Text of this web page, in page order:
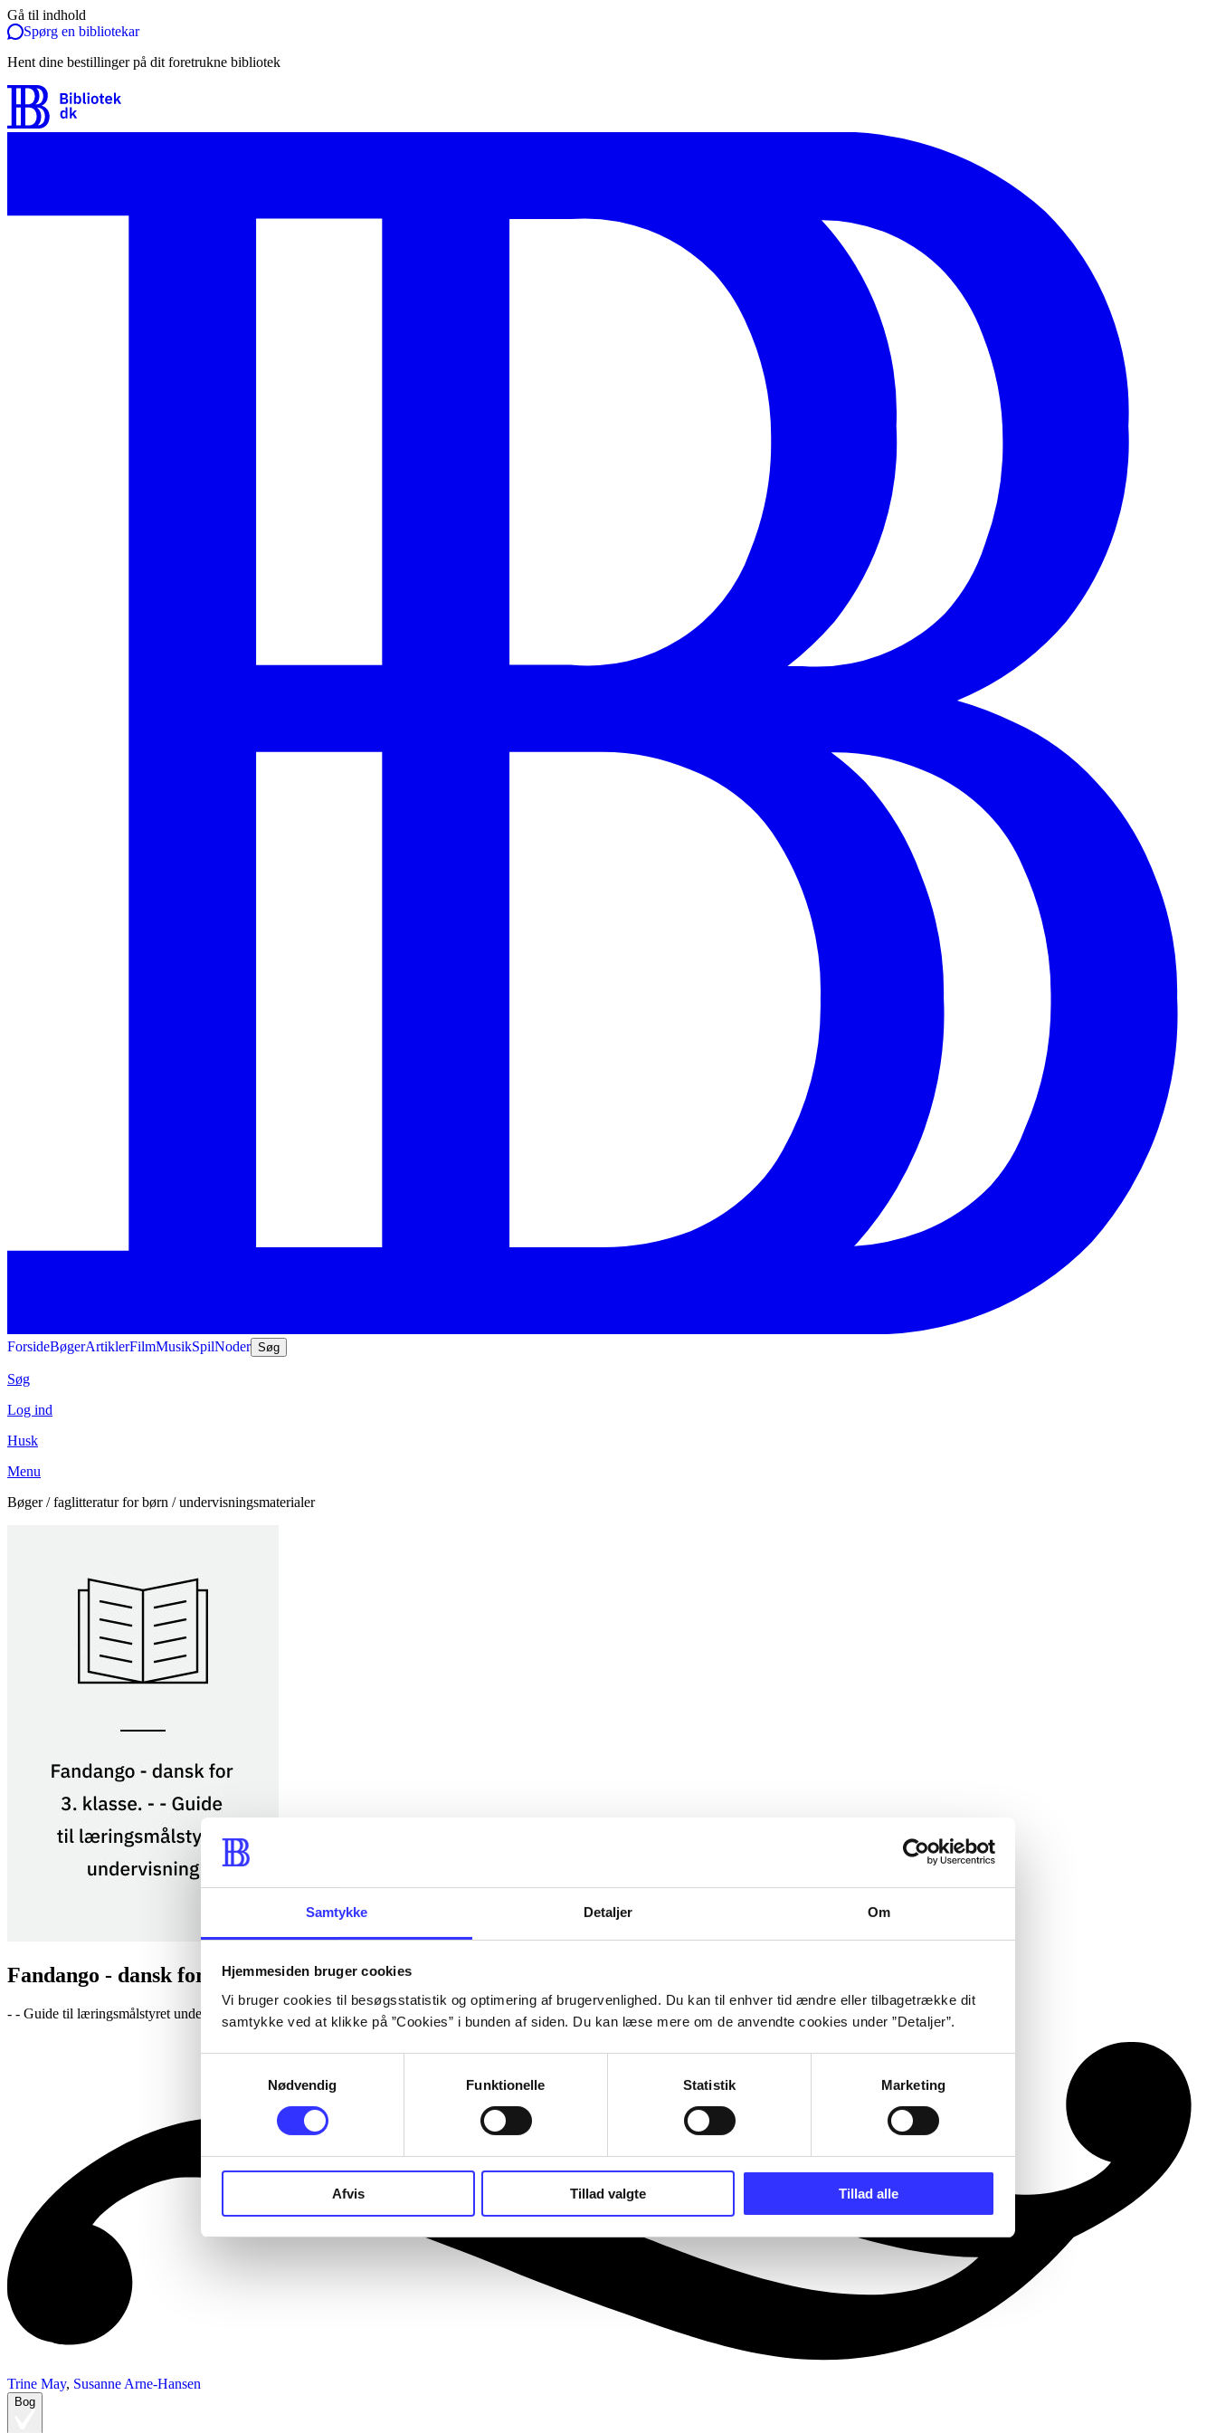
Samtykke Detaljer Om
Hjemmesiden bruger cookies
Vi bruger cookies til besøgsstatistik og optimering af brugervenlighed. Du kan til enhver tid ændre eller tilbagetrække dit
samtykke ved at klikke på ”Cookies” i bunden af siden. Du kan læse mere om de anvendte cookies under ”Detaljer”.
Nødvendig
Funktionelle Statistik Marketing
Afvis Tillad valgte Tillad alle
Gå til indhold
Spørg en bibliotekar
Hent dine bestillinger på dit foretrukne bibliotek
ForsideBøgerArtiklerFilmMusikSpilNoder Søg
Søg
Log ind
Husk
Menu
Bøger / faglitteratur for børn / undervisningsmaterialer
Fandango - dansk for 3. klasse : grundbog. - - Guide til læringsmålstyret undervisning
- - Guide til læringsmålstyret undervisning af Fandango - dansk for 3. klasse
Trine May, Susanne Arne-Hansen
Bog